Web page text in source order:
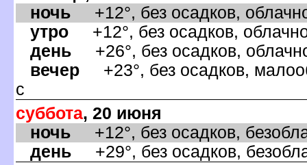
ночь +12°, без осадков,
утро +12°, без осадков,
день +26°, без осадков,
ечер +23°, без осадков,
с
суббота, 20 июня
ночь +12°, без осадков,
день +29°, без осадков,